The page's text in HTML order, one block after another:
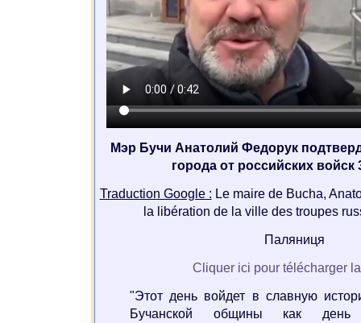
Мэр Бучи Анатолий Федорук
города от российских войск
Traduction Google : Le maire de Bucha,
la libération de la ville des troupes
Паляниця
Cliquer ici pour télécharger
"Этот день войдет в славную
Бучанской общины как день